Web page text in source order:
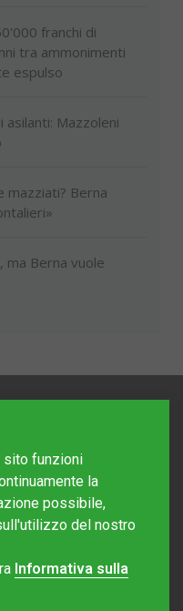
franchi di
tra ammonimenti
espulso
Mazzoleni
mazziati? Berna
ma Berna vuole
SA
sito funzioni
la
possibile,
del nostro
Informativa sulla